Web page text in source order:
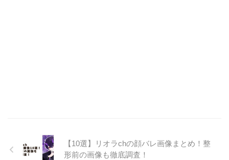
【10選】リオラchの顔バレ画像まとめ！整
形前の画像も徹底調査！